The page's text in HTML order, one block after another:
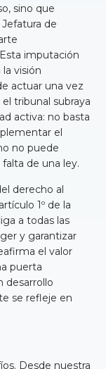
sino que
de
imputación
visión
actuar una vez
tribunal subraya
activa: no basta
el
no puede
de una ley.
derecho al
1º de la
a todas las
y garantizar
el valor
puerta
desarrollo
se refleje en
Desde nuestra